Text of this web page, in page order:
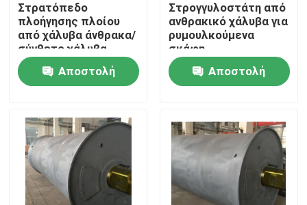
Αρχική Σελίδα
Προϊόντα
Γύρος εργοστασίων
Ποιοτικός έλεγχος
Στρατόπεδο
πλοήγησης πλοίου
από χάλυβα άνθρακα/
σύνθετο χάλυβα
Στρατόπεδο πλοίας
Αποστολή
Στρογγυλοστάτη από
ανθρακικό χάλυβα για
ρυμουλκούμενα
σκάφη
Αποστολή